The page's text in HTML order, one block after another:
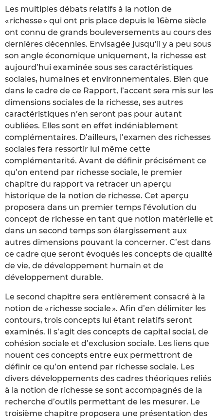
Les multiples débats relatifs à la notion de
« richesse » qui ont pris place depuis le 16ème siècle
ont connu de grands bouleversements au cours des
dernières décennies. Envisagée jusqu’il y a peu sous
son angle économique uniquement, la richesse est
aujourd’hui examinée sous ses caractéristiques
sociales, humaines et environnementales. Bien que
dans le cadre de ce Rapport, l’accent sera mis sur les
dimensions sociales de la richesse, ses autres
caractéristiques n’en seront pas pour autant
oubliées. Elles sont en effet indéniablement
complémentaires. D’ailleurs, l’examen des richesses
sociales fera ressortir lui même cette
complémentarité. Avant de définir précisément ce
qu’on entend par richesse sociale, le premier
chapitre du rapport va retracer un aperçu
historique de la notion de richesse. Cet aperçu
proposera dans un premier temps l’évolution du
concept de richesse en tant que notion matérielle et
dans un second temps son élargissement aux
autres dimensions pouvant la concerner. C’est dans
ce cadre que seront évoqués les concepts de qualité
de vie, de développement humain et de
développement durable.
Le second chapitre sera entièrement consacré à la
notion de « richesse sociale ». Afin d’en délimiter les
contours, trois concepts lui étant relatifs seront
examinés. Il s’agit des concepts de capital social, de
cohésion sociale et d’exclusion sociale. Les liens que
nouent ces concepts entre eux permettront de
définir ce qu’on entend par richesse sociale. Les
divers développements des cadres théoriques reliés
à la notion de richesse se sont accompagnés de la
recherche d’outils permettant de les mesurer. Le
troisième chapitre proposera une présentation des